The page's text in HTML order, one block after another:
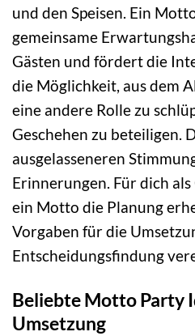
und den Speisen. Ein
gemeinsame
Gästen und fördert die
die Möglichkeit, aus dem
eine andere Rolle zu
Geschehen zu beteiligen.
ausgelasseneren
Erinnerungen. Für dich
ein Motto die Planung
Vorgaben für die
Entscheidungsfindung
Beliebte Motto Party
Umsetzung